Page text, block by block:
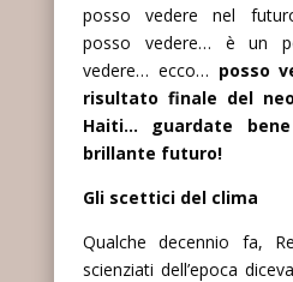
posso vedere nel
posso vedere… è un
vedere… ecco… posso
risultato finale del
Haiti… guardate
brillante futuro!
Gli scettici del clima
Qualche decennio fa,
scienziati dell’epoca